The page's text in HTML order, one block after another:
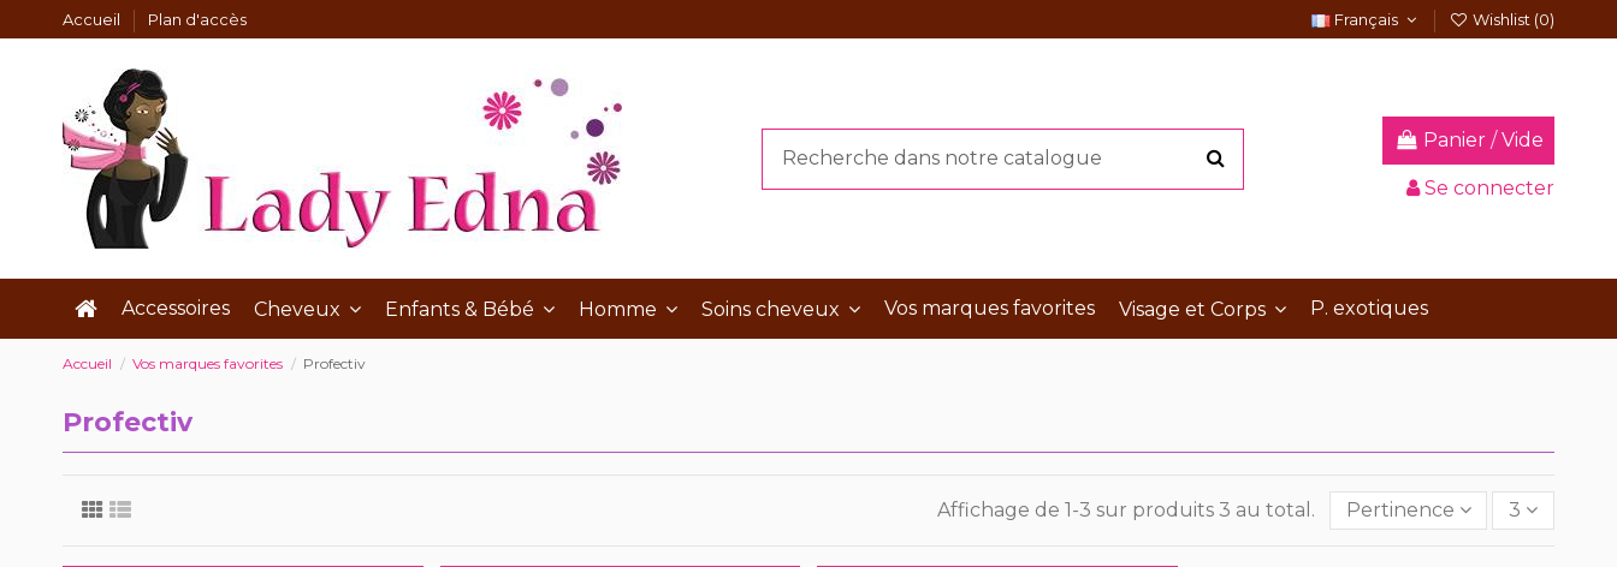
Accueil Plan d'accès Français Wishlist (0)
Panier /Vide
Se connecter
Accessoires Cheveux Enfants & Bébé Homme Soins cheveux Vos marques favorites Visage et Corps P. exotiques
Accueil Vos marques favorites Profectiv
Profectiv
Affichage de 1-3 sur produits 3 au total. Pertinence 3